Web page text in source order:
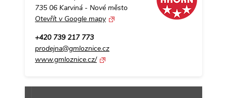
735 06 Karviná - Nové město
Otevřít v Google mapy
+420 739 217 773
prodejna@gmloznice.cz
www.gmloznice.cz/